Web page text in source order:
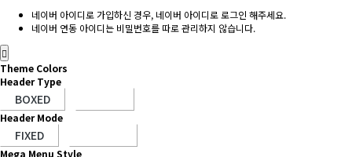
네이버 아이디로 가입하신 경우, 네이버 아이디로 로그인 해주세요.
네이버 연동 아이디는 비밀번호를 따로 관리하지 않습니다.
Theme Colors
Header Type
Header Mode
Mega Menu Style